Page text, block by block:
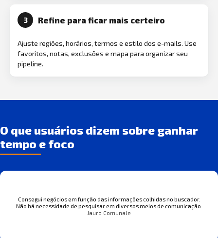
3 Refine para ficar mais certeiro
Ajuste regiões, horários, termos e estilo dos e-mails. Use
favoritos, notas, exclusões e mapa para organizar seu
pipeline.
O que usuários dizem sobre ganhar
tempo e foco
Consegui negócios em função das informações colhidas no buscador.
Não há necessidade de pesquisar em diversos meios de comunicação.
Jauro Comunale